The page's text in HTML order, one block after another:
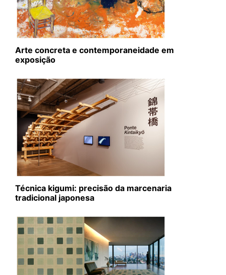
Arte concreta e contemporaneidade em
exposição
Técnica kigumi: precisão da marcenaria
tradicional japonesa